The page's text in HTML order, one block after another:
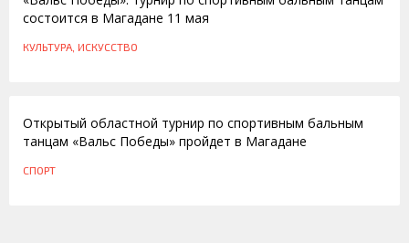
состоится в Магадане 11 мая
КУЛЬТУРА, ИСКУССТВО
Открытый областной турнир по спортивным бальным
танцам «Вальс Победы» пройдет в Магадане
СПОРТ